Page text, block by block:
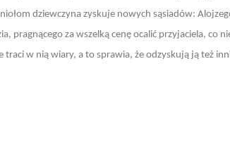
dziewczyna zyskuje nowych sąsiadów:
pragnącego za wszelką cenę ocalić przyjaciela,
traci w nią wiary, a to sprawia, że odzyskują ją też